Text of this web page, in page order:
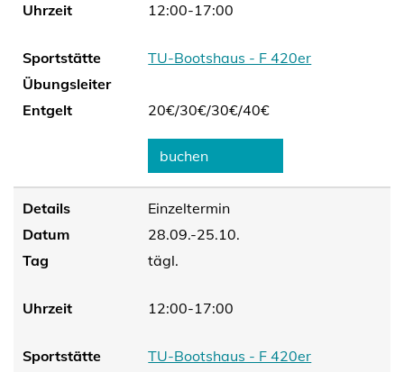
Uhrzeit 12:00-17:00
Sportstätte
TU-Bootshaus - F 420er
Übungsleiter
Entgelt
20€/30€/30€/40€
buchen
Details
Einzeltermin
Datum
28.09.-25.10.
Tag
tägl.
Uhrzeit 12:00-17:00
Sportstätte
TU-Bootshaus - F 420er